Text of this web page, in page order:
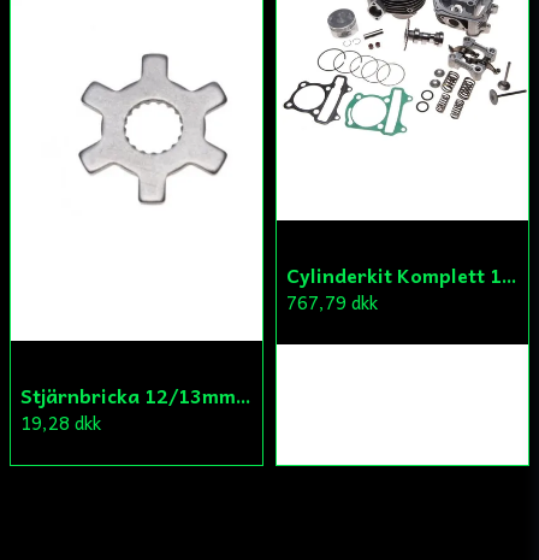
Stjärnbricka 12/13mm Yttre Remskiva
19,28 dkk
Cylinderkit Komplett 150cc GY6
767,79 dkk